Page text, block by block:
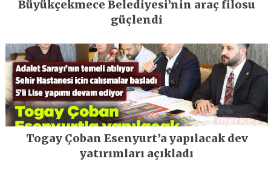
Büyükçekmece Belediyesi’nin araç filosu
güçlendi
Togay Çoban Esenyurt’a yapılacak dev
yatırımları açıkladı